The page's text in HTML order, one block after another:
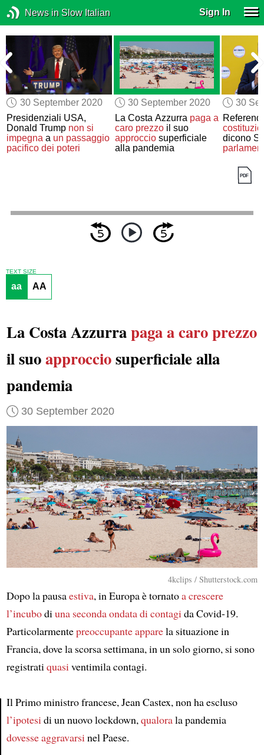
News in Slow Italian Sign In
30 September 2020
Presidenziali USA,
Donald Trump non si
impegna a un passaggio
pacifico dei poteri
30 September 2020
La Costa Azzurra paga a
caro prezzoil suo
approcciosuperficiale
alla pandemia
30
dicono
TEXT SIZE
aa AA
La Costa Azzurrapaga a caro prezzo
il suoapprocciosuperficiale alla
pandemia
30 September 2020
4kclips / Shutterstock.com
Dopo la pausaestiva, in Europa è tornatoa crescere
l’incubodiuna seconda ondata di contagida Covid-19.
Particolarmentepreoccupanteapparela situazione in
Francia, dove la scorsa settimana, in un solo giorno, si sono
registratiquasiventimila contagi.
Il Primo ministro francese, Jean Castex, non ha escluso
l’ipotesidi un nuovo lockdown,qualorala pandemia
dovesse aggravarsinel Paese.